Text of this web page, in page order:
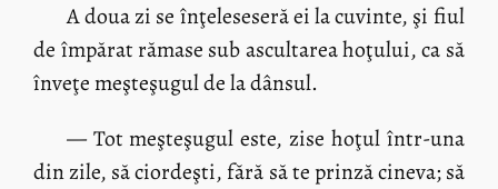
A doua zi se înţeleseseră ei la cuvinte, şi fiul
de împărat rămase sub ascultarea hoţului, ca să
înveţe meşteşugul de la dânsul.
— Tot meşteşugul este, zise hoţul într-una
din zile, să ciordeşti, fără să te prinză cineva; să